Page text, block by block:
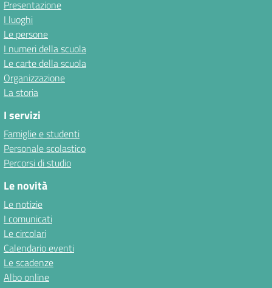
Presentazione
I luoghi
Le persone
I numeri della scuola
Le carte della scuola
Organizzazione
La storia
I servizi
Famiglie e studenti
Personale scolastico
Percorsi di studio
Le novità
Le notizie
I comunicati
Le circolari
Calendario eventi
Le scadenze
Albo online